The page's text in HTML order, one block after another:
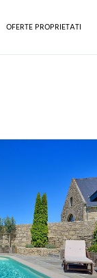
OFERTE PROPRIETATI